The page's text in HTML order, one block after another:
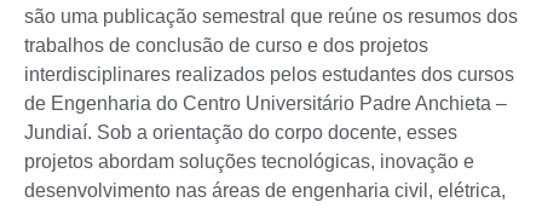
são uma publicação semestral que reúne os resumos dos
trabalhos de conclusão de curso e dos projetos
interdisciplinares realizados pelos estudantes dos cursos
de Engenharia do Centro Universitário Padre Anchieta –
Jundiaí. Sob a orientação do corpo docente, esses
projetos abordam soluções tecnológicas, inovação e
desenvolvimento nas áreas de engenharia civil, elétrica,